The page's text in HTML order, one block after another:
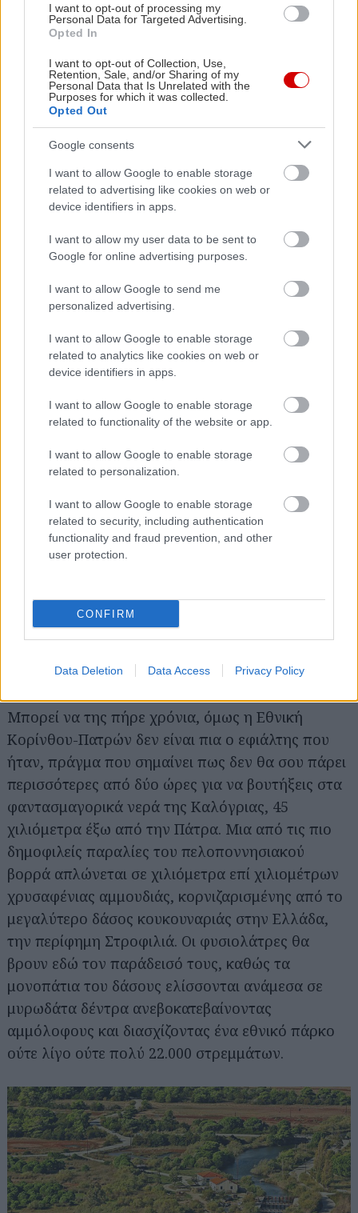
I want to opt-out of processing my
Personal Data for Targeted Advertising.
Opted In
I want to opt-out of Collection, Use,
Retention, Sale, and/or Sharing of my
Personal Data that Is Unrelated with the
Purposes for which it was collected.
Opted Out
Google consents
I want to allow Google to enable storage
related to advertising like cookies on web or
device identifiers in apps.
I want to allow my user data to be sent to
Google for online advertising purposes.
I want to allow Google to send me
personalized advertising.
I want to allow Google to enable storage
related to analytics like cookies on web or
device identifiers in apps.
I want to allow Google to enable storage
related to functionality of the website or app.
I want to allow Google to enable storage
related to personalization.
I want to allow Google to enable storage
related to security, including authentication
functionality and fraud prevention, and other
user protection.
CONFIRM
Data Deletion Data Access Privacy Policy
Βουτιές τις οποίες θα κάνεις στη βοτσαλωτή
παραλία της Πλάκας, που είναι το επίνειό του,
αλλά και λίγο πιο πέρα, στα υπέροχα Πούλιθρα,
με κρυστάλλινα νερά, πολύχρωμα βότσαλα και
ταβερνάκια που σερβίρουν φρέσκα θαλασσινά
πλάι στο κύμα. Αν δεν φοβάσαι μερικά έξτρα
χιλιόμετρα, γύρω στη μια ώρα μακριά από το
Λεωνίδιο θα βρεις το Φωκιανό, την κατά την
ταπεινή μας άποψη ωραιότερη παραλία της
ανατολικής ακτής της Πελοποννήσου, και μιάμιση
ώρα (από το Λεωνίδιο πάντα) θα δεις το μοναδικό
φιόρδ που έχουμε στην Ελλάδα, τονΓέρακα
Διαβάστε περισσότερα -
Πούλιθρα: Ακατέργαστο
διαμαντάκι στην Αρκαδία
Εδώ να μείνεις:Στο πανέμορφο
στο παραθαλάσσιοManoleas Roomsστο Λιβάδι
(45€ ανά διανυκτέρευση για μέχρι τρία άτομα).
Στο Δάσος της Στροφιλιάς και την Καλόγρια
Μπορεί να της πήρε χρόνια, όμως η Εθνική
Κορίνθου-Πατρών δεν είναι πια ο εφιάλτης που
ήταν, πράγμα που σημαίνει πως δεν θα σου πάρει
περισσότερες από δύο ώρες για να βουτήξεις στα
φαντασμαγορικά νερά της Καλόγριας, 45
χιλιόμετρα έξω από την Πάτρα. Μια από τις πιο
δημοφιλείς παραλίες του πελοποννησιακού
βορρά απλώνεται σε χιλιόμετρα επί χιλιομέτρων
χρυσαφένιας αμμουδιάς, κορνιζαρισμένης από το
μεγαλύτερο δάσος κουκουναριάς στην Ελλάδα,
την περίφημη Στροφιλιά. Οι φυσιολάτρες θα
βρουν εδώ τον παράδεισό τους, καθώς τα
μονοπάτια του δάσους ελίσσονται ανάμεσα σε
μυρωδάτα δέντρα ανεβοκατεβαίνοντας
αμμόλοφους και διασχίζοντας ένα εθνικό πάρκο
ούτε λίγο ούτε πολύ 22.000 στρεμμάτων.